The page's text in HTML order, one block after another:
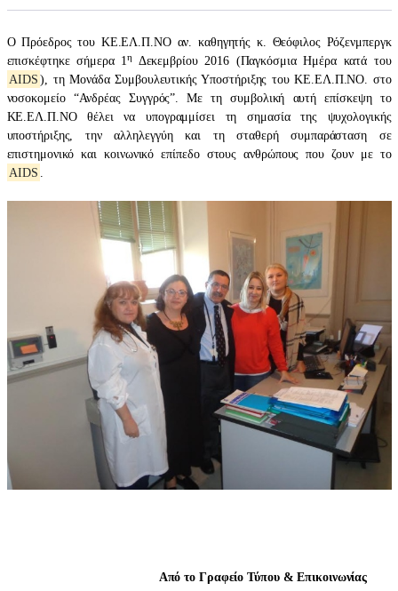
Ο Πρόεδρος του ΚΕ.ΕΛ.Π.ΝΟ αν. καθηγητής κ. Θεόφιλος Ρόζενμπεργκ
επισκέφτηκε σήμερα 1ηΔεκεμβρίου 2016 (Παγκόσμια Ημέρα κατά του
AIDS ), τη Μονάδα Συμβουλευτικής Υποστήριξης του ΚΕ.ΕΛ.Π.ΝΟ. στο
νοσοκομείο “Ανδρέας Συγγρός”. Με τη συμβολική αυτή επίσκεψη το
ΚΕ.ΕΛ.Π.ΝΟ θέλει να υπογραμμίσει τη σημασία της ψυχολογικής
υποστήριξης, την αλληλεγγύη και τη σταθερή συμπαράσταση σε
επιστημονικό και κοινωνικό επίπεδο στους ανθρώπους που ζουν με το
AIDS
Από το Γραφείο Τύπου & Επικοινωνίας